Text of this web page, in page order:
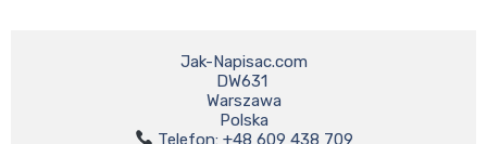
Jak-Napisac.com
DW631
Warszawa